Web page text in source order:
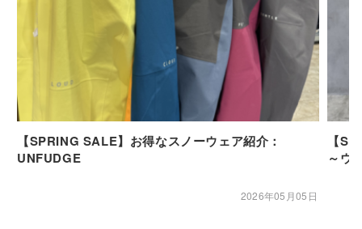
【SPRING SALE】お得なスノーウェア紹介：
UNFUDGE
2026年05月05日
【
～ウ